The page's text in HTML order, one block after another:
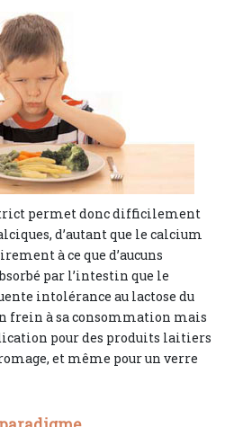
permet donc difficilement
d’autant que le calcium
à ce que d’aucuns
par l’intestin que le
intolérance au lactose du
frein à sa consommation mais
pour des produits laitiers
et même pour un verre